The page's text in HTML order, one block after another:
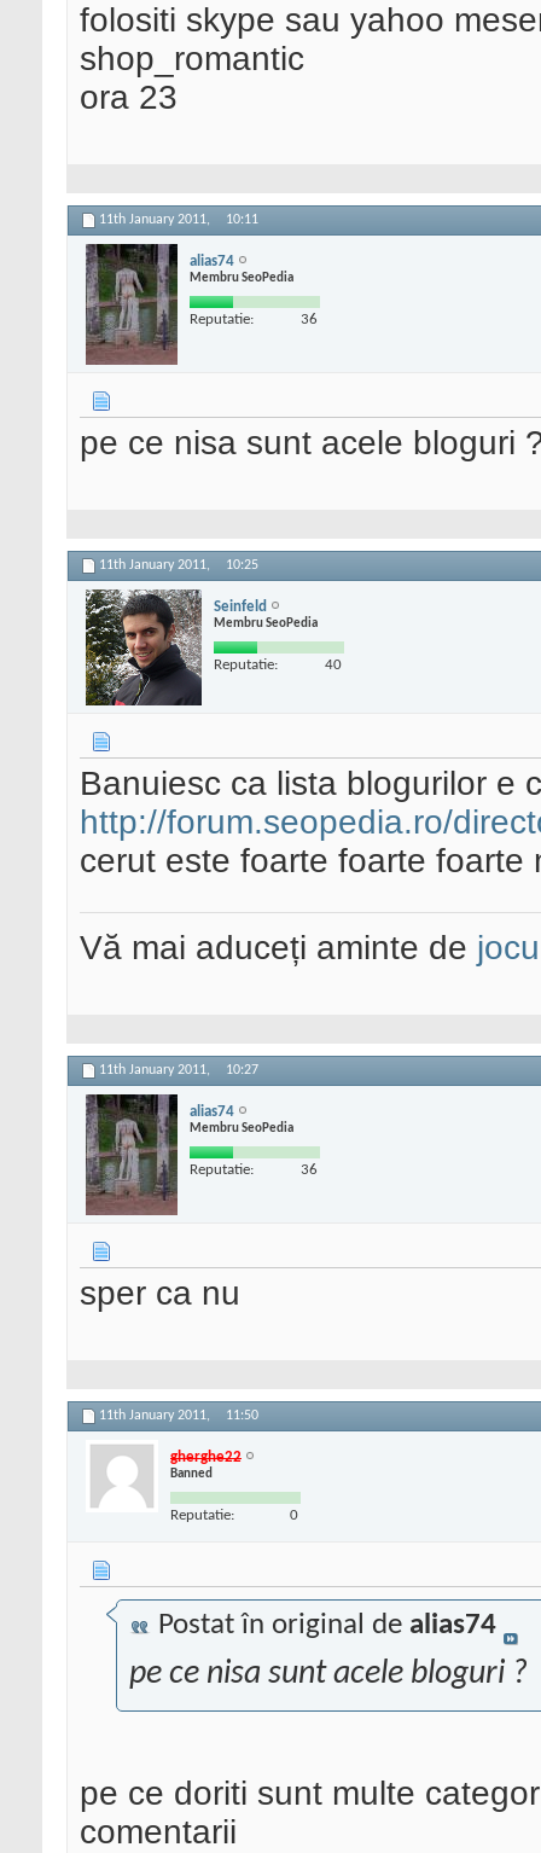
folositi skype sau yahoo
shop_romantic
ora 23
11th January 2011, 10:11
alias74
Membru SeoPedia
Reputatie: 36
pe ce nisa sunt acele bloguri
11th January 2011, 10:25
Seinfeld
Membru SeoPedia
Reputatie: 40
Banuiesc ca lista blogurilor e
http://forum.seopedia.ro/
cerut este foarte foarte foarte
Vă mai aduceți aminte de
11th January 2011, 10:27
alias74
Membru SeoPedia
Reputatie: 36
sper ca nu
11th January 2011, 11:50
gherghe22
Banned
Reputatie: 0
Postat în original de alias74
pe ce nisa sunt acele bloguri ?
pe ce doriti sunt multe
comentarii